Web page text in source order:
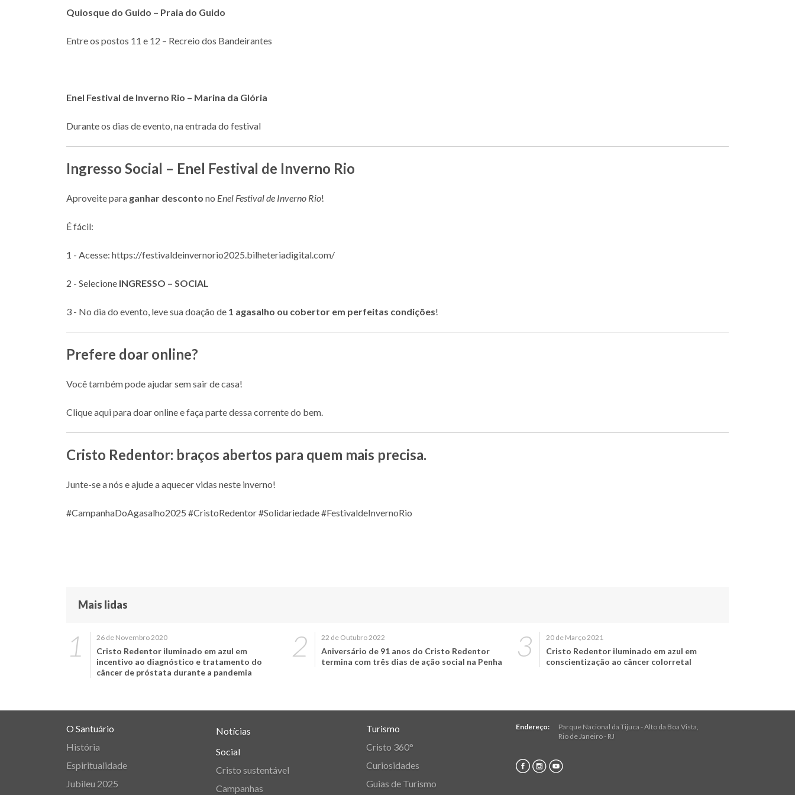
Quiosque do Guido – Praia do Guido
Entre os postos 11 e 12 – Recreio dos Bandeirantes
Enel Festival de Inverno Rio – Marina da Glória
Durante os dias de evento, na entrada do festival
Ingresso Social – Enel Festival de Inverno Rio
Aproveite para ganhar desconto no Enel Festival de Inverno Rio!
É fácil:
1 - Acesse: https://festivaldeinvernorio2025.bilheteriadigital.com/
2 - Selecione INGRESSO – SOCIAL
3 - No dia do evento, leve sua doação de 1 agasalho ou cobertor em perfeitas condições!
Prefere doar online?
Você também pode ajudar sem sair de casa!
Clique aqui para doar onlinee faça parte dessa corrente do bem.
Cristo Redentor: braços abertos para quem mais precisa.
Junte-se a nós e ajude a aquecer vidas neste inverno!
#CampanhaDoAgasalho2025 #CristoRedentor #Solidariedade #FestivaldeInvernoRio
Mais lidas
26 de Novembro 2020
Cristo Redentor iluminado em azul em
incentivo ao diagnóstico e tratamento do
câncer de próstata durante a pandemia
22 de Outubro 2022
Aniversário de 91 anos do Cristo Redentor
termina com três dias de ação social na Penha
20 de Março 2021
Cristo Redentor iluminado em azul em
conscientização ao câncer colorretal
O Santuário
História
Espiritualidade
Jubileu 2025
Notícias
Social
Cristo sustentável
Campanhas
Turismo
Cristo 360°
Curiosidades
Guias de Turismo
Endereço: Parque Nacional da Tijuca - Alto da Boa Vista,
Rio de Janeiro- RJ